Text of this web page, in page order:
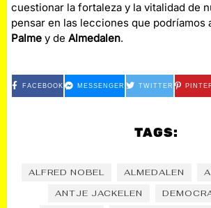
cuestionar la fortaleza y la vitalidad de
pensar en las lecciones que podríamos
Palme y deAlmedalen.
FACEBOOK MESSENGER TWITTER
TAGS:
ALFRED NOBEL ALMEDALEN
ANTJE JACKELEN